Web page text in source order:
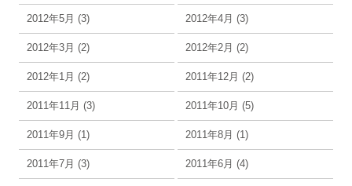
2012年5月 (3) 2012年4月 (3)
2012年3月 (2) 2012年2月 (2)
2012年1月 (2) 2011年12月 (2)
2011年11月 (3) 2011年10月 (5)
2011年9月 (1) 2011年8月 (1)
2011年7月 (3) 2011年6月 (4)